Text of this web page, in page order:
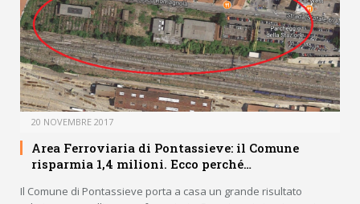
20 NOVEMBRE 2017
Area Ferroviaria di Pontassieve: il Comune
risparmia 1,4 milioni. Ecco perché…
Il Comune di Pontassieve porta a casa un grande risultato